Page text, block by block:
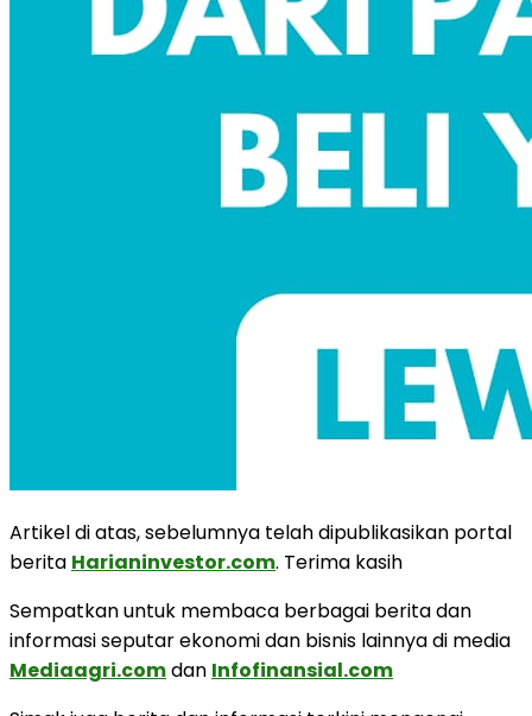
Artikel di atas, sebelumnya telah dipublikasikan portal
berita Harianinvestor.com. Terima kasih
Sempatkan untuk membaca berbagai berita dan
informasi seputar ekonomi dan bisnis lainnya di media
Mediaagri.comdan Infofinansial.com